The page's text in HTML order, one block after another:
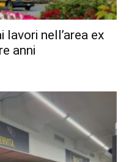
lavori nell’area ex
anni